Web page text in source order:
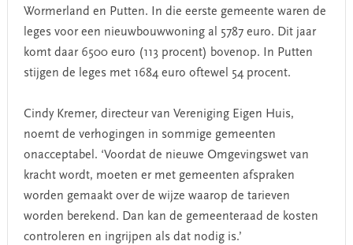
Wormerland en Putten. In die eerste gemeente waren de
leges voor een nieuwbouwwoning al 5787 euro. Dit jaar
komt daar 6500 euro (113 procent) bovenop. In Putten
stijgen de leges met 1684 euro oftewel 54 procent.
Cindy Kremer, directeur van Vereniging Eigen Huis,
noemt de verhogingen in sommige gemeenten
onacceptabel. ‘Voordat de nieuwe Omgevingswet van
kracht wordt, moeten er met gemeenten afspraken
worden gemaakt over de wijze waarop de tarieven
worden berekend. Dan kan de gemeenteraad de kosten
controleren en ingrijpen als dat nodig is.’